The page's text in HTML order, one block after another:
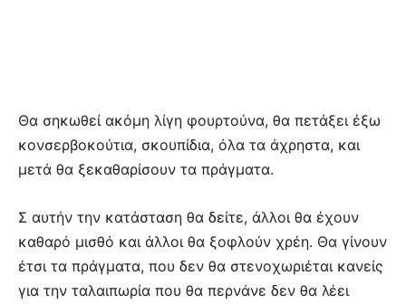
Θα σηκωθεί ακόμη λίγη φουρτούνα, θα πετάξει έξω
κονσερβοκούτια, σκουπίδια, όλα τα άχρηστα, και
μετά θα ξεκαθαρίσουν τα πράγματα.
Σ αυτήν την κατάσταση θα δείτε, άλλοι θα έχουν
καθαρό μισθό και άλλοι θα ξοφλούν χρέη. Θα γίνουν
έτσι τα πράγματα, που δεν θα στενοχωριέται κανείς
για την ταλαιπωρία που θα περνάνε δεν θα λέει